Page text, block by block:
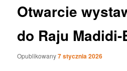
Otwarcie
do Raju
Opublikowany7 stycznia 2026